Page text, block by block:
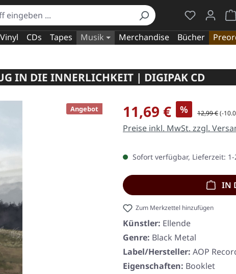
Du hast 0
Vinyl CDs Tapes Musik Merchandise Bücher
IN DIE INNERLICHKEIT | DIGIPAK CD
Angebot Verkaufspreis:
11,69 € % Regulärer
12,99 €(-
Preise inkl. MwSt. zzgl.
Sofort verfügbar, Lieferzeit:
IN
Zum Merkzettel hinzufügen
Künstler: Ellende
Genre: Black Metal
Label/Hersteller: AOP
Eigenschaften: Booklet